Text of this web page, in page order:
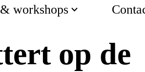
workshops
op de